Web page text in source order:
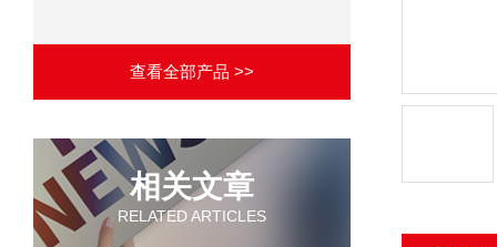
查看全部产品 >>
相关文章
RELATED ARTICLES